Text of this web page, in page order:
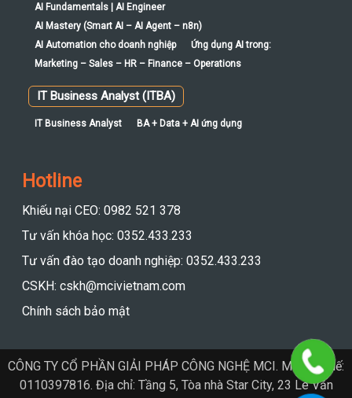
AI Automation cho doanh nghiệp
Marketing – Sales – HR – Finance – Operations
IT Business Analyst (ITBA)
IT Business Analyst BA + Data + AI ứng dụng
Khiếu nại CEO: 0982 521 378
0110397816. Địa chỉ: Tầng 5, Tòa nhà Star City, 23 Lê Văn
Lương, Phường Thanh Xuân, Hà Nội.